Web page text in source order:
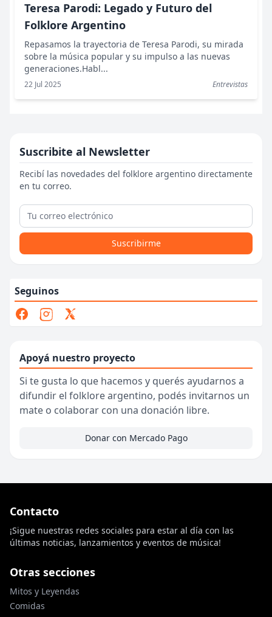
Teresa Parodi: Legado y Futuro del
Folklore Argentino
Repasamos la trayectoria de Teresa Parodi, su mirada
sobre la música popular y su impulso a las nuevas
generaciones.Habl...
22 Jul 2025 Entrevistas
Suscribite al Newsletter
Recibí las novedades del folklore argentino directamente
en tu correo.
Suscribirme
Seguinos
Apoyá nuestro proyecto
Si te gusta lo que hacemos y querés ayudarnos a
difundir el folklore argentino, podés invitarnos un
mate o colaborar con una donación libre.
Donar con Mercado Pago
Contacto
¡Sigue nuestras redes sociales para estar al día con las
últimas noticias, lanzamientos y eventos de música!
Otras secciones
Mitos y Leyendas
Comidas